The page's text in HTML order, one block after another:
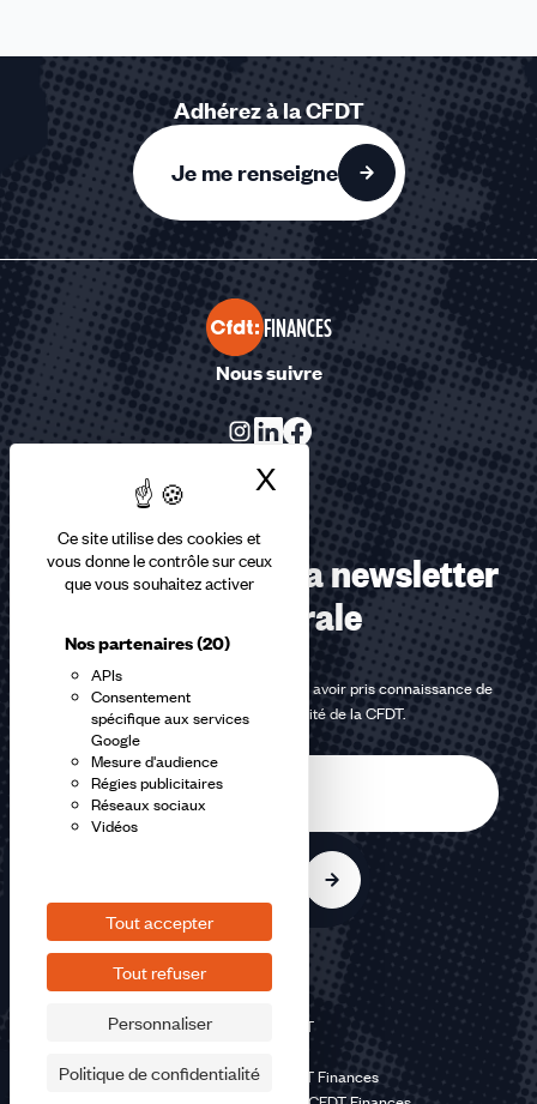
Ce site utilise des cookies et
vous donne le contrôle sur ceux
que vous souhaitez activer
Nos partenaires(20)
APIs
Consentement
spécifique aux services
Google
Mesure d'audience
Régies publicitaires
Réseaux sociaux
Vidéos
Tout accepter
Tout refuser
Personnaliser
Politique de confidentialité
X Masquer le
Adhérez à la CFDT
Je me renseigne
FINANCES
Nous suivre
Abonnez-vous à la newsletter
confédérale
En m'inscrivant à la newsletter, j'affirme avoir pris connaissance de
lapolitique de confidentialité de la CFDT.
©2026 CFDT
Mentions légales CFDT Finances